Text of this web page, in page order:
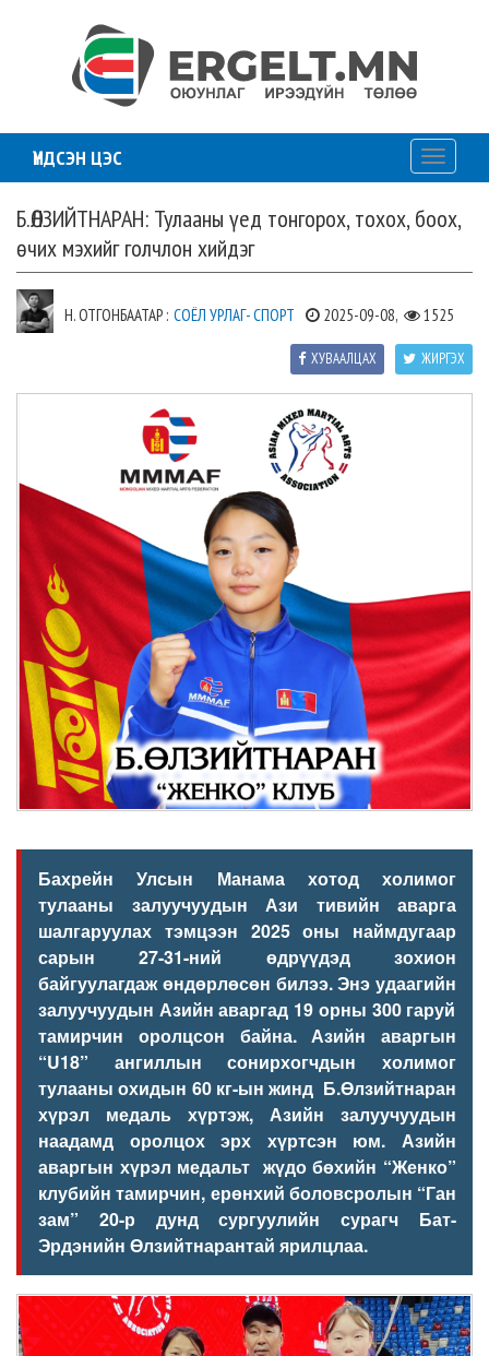
ҮНДСЭН ЦЭС
Toggle
Б.ӨЛЗИЙТНАРАН: Тулааны үед тонгорох, тохох, боох,
өчих мэхийг голчлон хийдэг
Н. ОТГОНБААТАР : СОЁЛ УРЛАГ- СПОРТ 2025-09-08, 1525
ЖИРГЭХ
ХУВААЛЦАХ
Бахрейн Улсын Манама хотод холимог
тулааны залуучуудын Ази тивийн аварга
шалгаруулах тэмцээн 2025 оны наймдугаар
сарын 27-31-ний өдрүүдэд зохион
байгуулагдаж өндөрлөсөн билээ. Энэ удаагийн
залуучуудын Азийн аваргад 19 орны 300 гаруй
тамирчин оролцсон байна. Азийн аваргын
“U18” ангиллын сонирхогчдын холимог
тулааны охидын 60 кг-ын жинд Б.Өлзийтнаран
хүрэл медаль хүртэж, Азийн залуучуудын
наадамд оролцох эрх хүртсэн юм. Азийн
аваргын хүрэл медальт жүдо бөхийн “Женко”
клубийн тамирчин, ерөнхий боловсролын “Ган
зам” 20-р дунд сургуулийн сурагч Бат-
Эрдэнийн Өлзийтнарантай ярилцлаа.